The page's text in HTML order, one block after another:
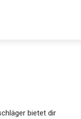
bietet dir